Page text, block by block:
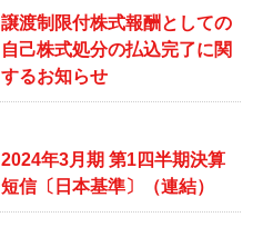
譲渡制限付株式報酬としての
自己株式処分の払込完了に関
するお知らせ
2024年3月期 第1四半期決算
短信〔日本基準〕（連結）